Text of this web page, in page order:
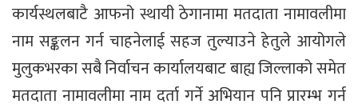
कार्यस्थलबाटै आफनो स्थायी ठेगानामा मतदाता नामावलीमा
नाम सङ्कलन गर्न चाहनेलाई सहज तुल्याउने हेतुले आयोगले
मुलुकभरका सबै निर्वाचन कार्यालयबाट बाह्य जिल्लाको समेत
मतदाता नामावलीमा नाम दर्ता गर्ने अभियान पनि प्रारम्भ गर्न